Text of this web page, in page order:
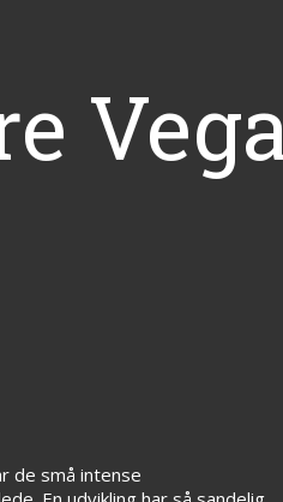
de små intense